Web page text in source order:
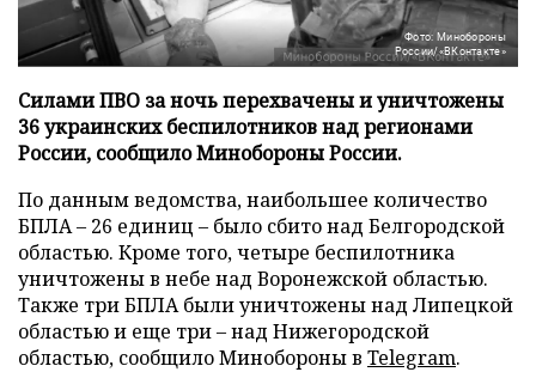
Фото: Минобороны
России/«ВКонтакте»
Силами ПВО за ночь перехвачены и уничтожены
36 украинских беспилотников над регионами
России, сообщило Минобороны России.
По данным ведомства, наибольшее количество
БПЛА – 26 единиц – было сбито над Белгородской
областью. Кроме того, четыре беспилотника
уничтожены в небе над Воронежской областью.
Также три БПЛА были уничтожены над Липецкой
областью и еще три – над Нижегородской
областью, сообщило Минобороны в Telegram.